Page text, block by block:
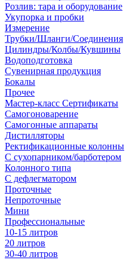
Розлив: тара и оборудование
Укупорка и пробки
Измерение
Трубки/Шланги/Соединения
Цилиндры/Колбы/Кувшины
Водоподготовка
Сувенирная продукция
Бокалы
Прочее
Мастер-класс Сертификаты
Самогоноварение
Самогонные аппараты
Дистилляторы
Ректификационные колонны
С сухопарником/барботером
Колонного типа
С дефлегматором
Проточные
Непроточные
Мини
Профессиональные
10-15 литров
20 литров
30-40 литров